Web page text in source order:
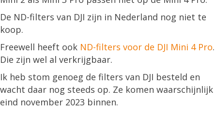
De ND-filters van DJI zijn in Nederland nog niet te
koop.
Freewell heeft ook ND-filters voor de DJI Mini 4 Pro.
Die zijn wel al verkrijgbaar.
Ik heb stom genoeg de filters van DJI besteld en
wacht daar nog steeds op. Ze komen waarschijnlijk
eind november 2023 binnen.